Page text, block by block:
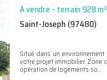
À vendre – terrain 928
Saint-Joseph (97480)
Situé dans un
votre projet immobilier. Zone
opération de logements so...